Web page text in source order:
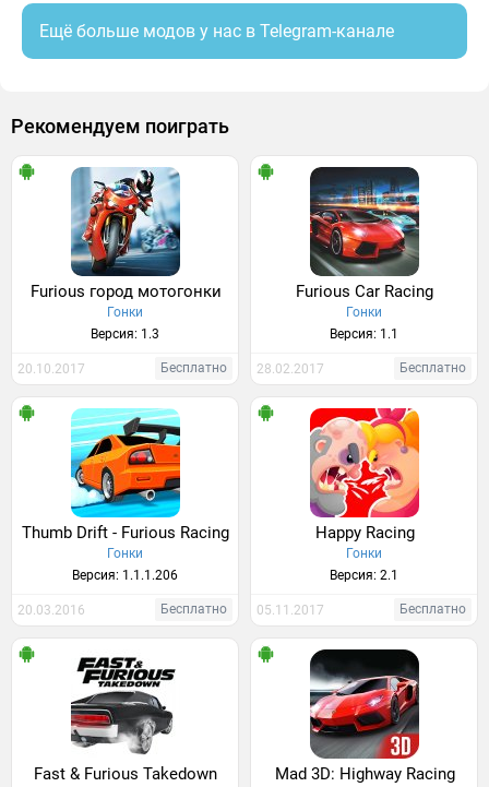
Ещё больше модов у нас в Telegram-канале
Рекомендуем поиграть
Furious город мотогонки
Гонки
Версия: 1.3
20.10.2017 Бесплатно
Furious Car Racing
Гонки
Версия: 1.1
28.02.2017 Бесплатно
Thumb Drift - Furious Racing
Гонки
Версия: 1.1.1.206
20.03.2016 Бесплатно
Happy Racing
Гонки
Версия: 2.1
05.11.2017 Бесплатно
Fast & Furious Takedown Mad 3D: Highway Racing